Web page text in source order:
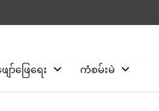
ော်ဖြေရေး
ကံစမ်းမဲ